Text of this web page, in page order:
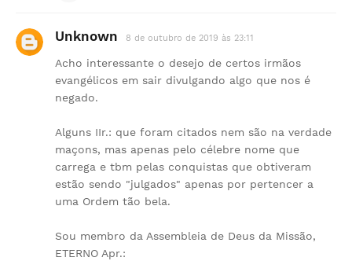
Unknown 8 de outubro de 2019 às 23:11
Acho interessante o desejo de certos irmãos
evangélicos em sair divulgando algo que nos é
negado.
Alguns IIr.: que foram citados nem são na verdade
maçons, mas apenas pelo célebre nome que
carrega e tbm pelas conquistas que obtiveram
estão sendo "julgados" apenas por pertencer a
uma Ordem tão bela.
Sou membro da Assembleia de Deus da Missão,
ETERNO Apr.: